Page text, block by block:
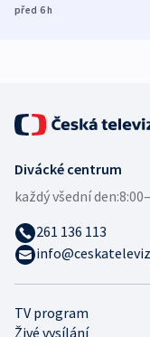
Poláky nebezpečné
před 6h
TV program
Živé vysílání
Divácké centrum
každý všední den:
261 136 113